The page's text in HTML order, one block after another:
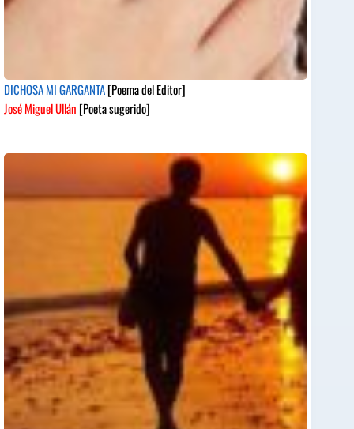
DICHOSA MI GARGANTA[Poema del Editor]
José Miguel Ullán [Poeta sugerido]